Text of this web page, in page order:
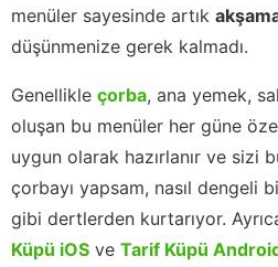
menüler sayesinde artık
düşünmenize gerek kalmadı.
Genellikle çorba, ana yemek,
oluşan bu menüler her güne
uygun olarak hazırlanır ve sizi
çorbayı yapsam, nasıl dengeli
gibi dertlerden kurtarıyor.
Küpü iOS ve Tarif Küpü